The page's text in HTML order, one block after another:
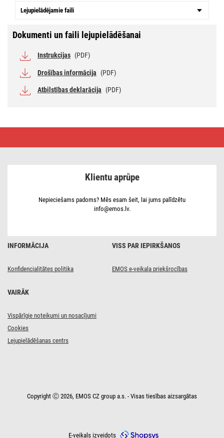
Lejupielādējamie faili
Dokumenti un faili lejupielādēšanai
Instrukcijas (PDF)
Drošības informācija (PDF)
Atbilstības deklarācija (PDF)
INFORMĀCIJA
Konfidencialitātes politika
VISS PAR IEPIRKŠANOS
EMOS e-veikala priekšrocības
VAIRĀK
Vispārīgie noteikumi un nosacījumi
Cookies
Lejupielādēšanas centrs
Klientu aprūpe
Nepieciešams padoms? Mēs esam šeit, lai jums palīdzētu
info@emos.lv.
Copyright Ⓒ 2026, EMOS CZ group a.s. - Visas tiesības aizsargātas
E-veikals izveidots